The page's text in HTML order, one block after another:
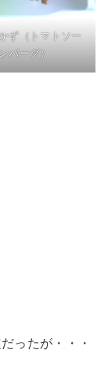
ず（トマトソー
バーグ）
ったが・・・